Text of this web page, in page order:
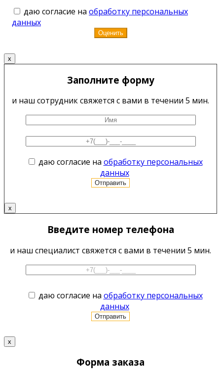
даю согласие на обработку персональных
данных
x
Заполните форму
и наш сотрудник свяжется с вами в течении 5 мин.
даю согласие на обработку персональных
данных
x
Введите номер телефона
и наш специалист свяжется с вами в течении 5 мин.
даю согласие на обработку персональных
данных
x
Форма заказа